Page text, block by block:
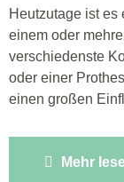
Heutzutage ist
einem oder
verschiedenste
oder einer
einen großen
Mehr